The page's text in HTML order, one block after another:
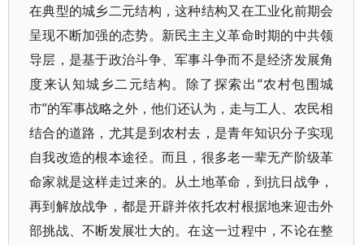
在典型的城乡二元结构，这种结构又在工业化前期会
呈现不断加强的态势。新民主主义革命时期的中共领
导层，是基于政治斗争、军事斗争而不是经济发展角
度来认知城乡二元结构。除了探索出“农村包围城
市”的军事战略之外，他们还认为，走与工人、农民相
结合的道路，尤其是到农村去，是青年知识分子实现
自我改造的根本途径。而且，很多老一辈无产阶级革
命家就是这样走过来的。从土地革命，到抗日战争，
再到解放战争，都是开辟并依托农村根据地来迎击外
部挑战、不断发展壮大的。在这一过程中，不论在整